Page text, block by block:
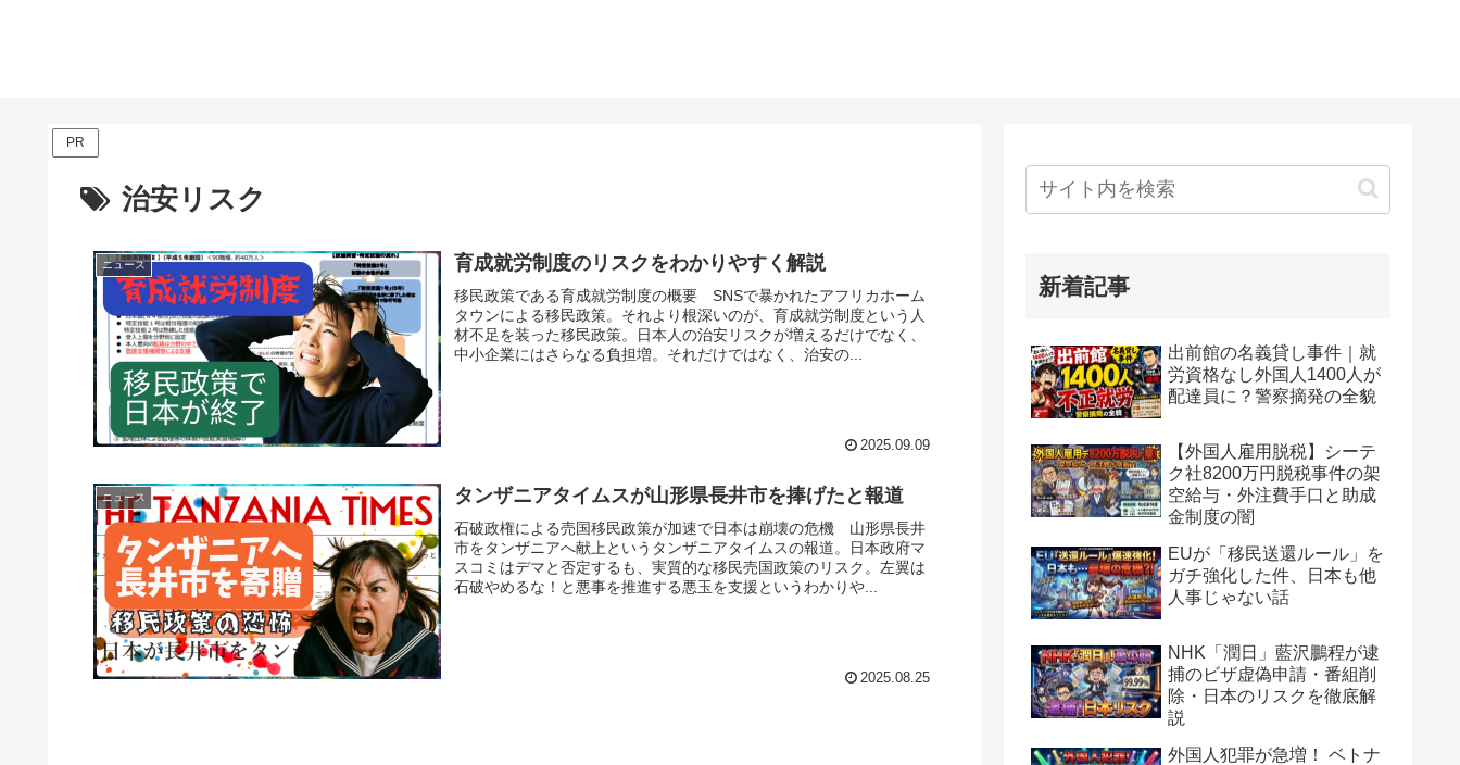
PR
治安リスク
ニュース 育成就労制度のリスクをわかりやすく解説
移民政策である育成就労制度の概要 SNSで暴かれたアフリカホーム
タウンによる移民政策。それより根深いのが、育成就労制度という人
材不足を装った移民政策。日本人の治安リスクが増えるだけでなく、
中小企業にはさらなる負担増。それだけではなく、治安の...
2025.09.09
ニュース タンザニアタイムスが山形県長井市を捧げたと報道
石破政権による売国移民政策が加速で日本は崩壊の危機 山形県長井
市をタンザニアへ献上というタンザニアタイムスの報道。日本政府マ
スコミはデマと否定するも、実質的な移民売国政策のリスク。左翼は
石破やめるな！と悪事を推進する悪玉を支援というわかりや...
2025.08.25
新着記事
出前館の名義貸し事件｜就
労資格なし外国人1400人が
配達員に？警察摘発の全貌
【外国人雇用脱税】シーテ
ク社8200万円脱税事件の架
空給与・外注費手口と助成
金制度の闇
EUが「移民送還ルール」を
ガチ強化した件、日本も他
人事じゃない話
NHK「潤日」藍沢鵬程が逮
捕のビザ虚偽申請・番組削
除・日本のリスクを徹底解
説
外国人犯罪が急増！ ベトナ